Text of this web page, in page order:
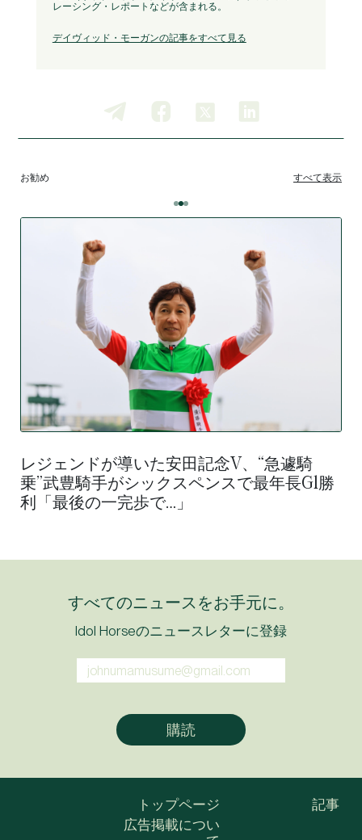
レーシング・レポートなどが含まれる。
デイヴィッド・モーガンの記事をすべて見る
お勧め すべて表示
レジェンドが導いた安田記念V、“急遽騎
乗”武豊騎手がシックスペンスで最年長G1勝
利「最後の一完歩で…」
すべてのニュースをお手元に。
Idol Horseのニュースレターに登録
トップページ
広告掲載につい
記事